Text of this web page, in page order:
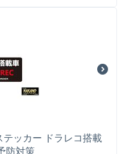
ッカー ドラレコ搭載
防対策